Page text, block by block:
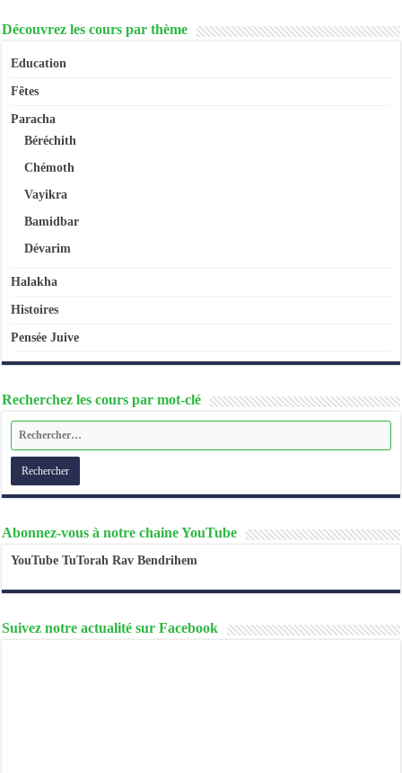
Découvrez les cours par thème
Education
Fêtes
Paracha
Béréchith
Chémoth
Vayikra
Bamidbar
Dévarim
Halakha
Histoires
Pensée Juive
Recherchez les cours par mot-clé
Abonnez-vous à notre chaine YouTube
YouTube TuTorah Rav Bendrihem
Suivez notre actualité sur Facebook